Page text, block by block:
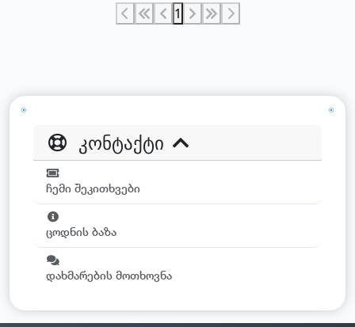
1
კონტაქტი
ჩემი შეკითხვები
ცოდნის ბაზა
დახმარების მოთხოვნა